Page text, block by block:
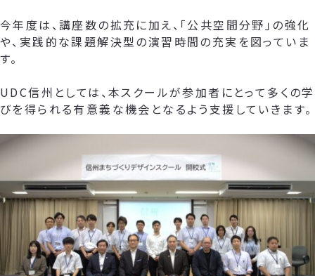
今年度は、講座数の拡充に加え、「公共空間分野」の強化
や、実践的な課題解決型の演習時間の充実を図っていま
す。
UDC信州としては、本スクールが参加者にとって多くの学
びを得られる有意義な機会となるよう支援していきます。